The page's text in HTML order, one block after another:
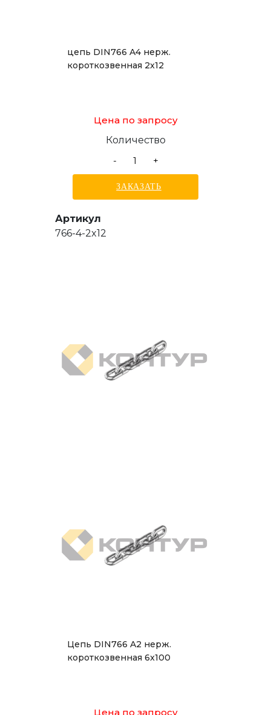
цепь DIN766 A4 нерж.
короткозвенная 2x12
Цена по запросу
Количество
-
+
ЗАКАЗАТЬ
Артикул
766-4-2x12
Цепь DIN766 A2 нерж.
короткозвенная 6x100
Цена по запросу